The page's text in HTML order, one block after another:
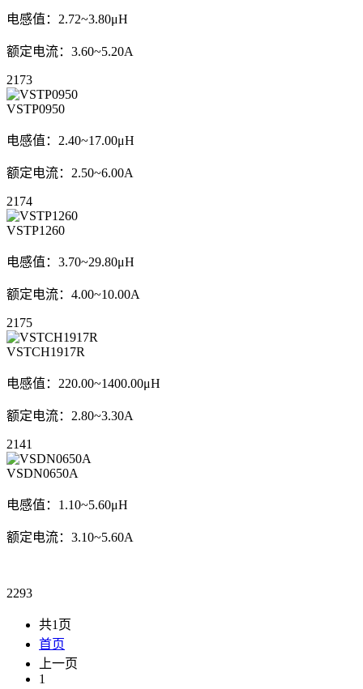
电感值：2.72~3.80μH
额定电流：3.60~5.20A
2173
VSTP0950
电感值：2.40~17.00μH
额定电流：2.50~6.00A
2174
VSTP1260
电感值：3.70~29.80μH
额定电流：4.00~10.00A
2175
VSTCH1917R
电感值：220.00~1400.00μH
额定电流：2.80~3.30A
2141
VSDN0650A
电感值：1.10~5.60μH
额定电流：3.10~5.60A
2293
共1页
首页
上一页
1